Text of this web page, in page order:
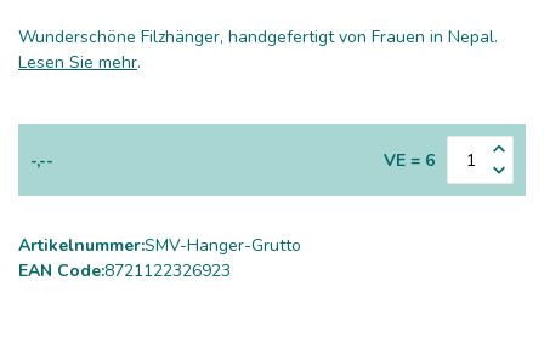
Wunderschöne Filzhänger, handgefertigt von Frauen in Nepal.
Lesen Sie mehr.
-,-- VE = 6
Artikelnummer:SMV-Hanger-Grutto
EAN Code:8721122326923